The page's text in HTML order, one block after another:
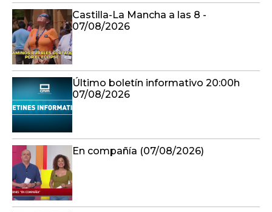
Castilla-La Mancha a las 8 -
07/08/2026
Último boletín informativo 20:00h
07/08/2026
En compañía (07/08/2026)